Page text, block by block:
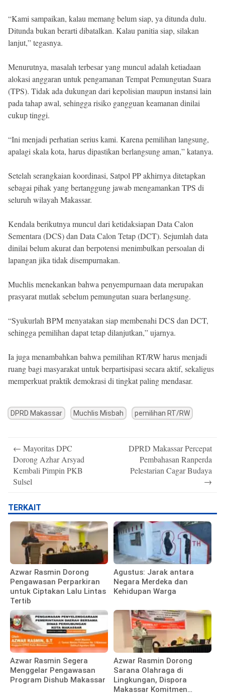
“Kami sampaikan, kalau memang belum siap, ya ditunda dulu.
Ditunda bukan berarti dibatalkan. Kalau panitia siap, silakan
lanjut,” tegasnya.
Menurutnya, masalah terbesar yang muncul adalah ketiadaan
alokasi anggaran untuk pengamanan Tempat Pemungutan Suara
(TPS). Tidak ada dukungan dari kepolisian maupun instansi lain
pada tahap awal, sehingga risiko gangguan keamanan dinilai
cukup tinggi.
“Ini menjadi perhatian serius kami. Karena pemilihan langsung,
apalagi skala kota, harus dipastikan berlangsung aman,” katanya.
Setelah serangkaian koordinasi, Satpol PP akhirnya ditetapkan
sebagai pihak yang bertanggung jawab mengamankan TPS di
seluruh wilayah Makassar.
Kendala berikutnya muncul dari ketidaksiapan Data Calon
Sementara (DCS) dan Data Calon Tetap (DCT). Sejumlah data
dinilai belum akurat dan berpotensi menimbulkan persoalan di
lapangan jika tidak disempurnakan.
Muchlis menekankan bahwa penyempurnaan data merupakan
prasyarat mutlak sebelum pemungutan suara berlangsung.
“Syukurlah BPM menyatakan siap membenahi DCS dan DCT,
sehingga pemilihan dapat tetap dilanjutkan,” ujarnya.
Ia juga menambahkan bahwa pemilihan RT/RW harus menjadi
ruang bagi masyarakat untuk berpartisipasi secara aktif, sekaligus
memperkuat praktik demokrasi di tingkat paling mendasar.
DPRD Makassar Muchlis Misbah pemilihan RT/RW
navigation
← Mayoritas DPC
Dorong Azhar Arsyad
Kembali Pimpin PKB
Sulsel
DPRD Makassar Percepat
Pembahasan Ranperda
Pelestarian Cagar Budaya
→
TERKAIT
Azwar Rasmin Dorong
Pengawasan Perparkiran
untuk Ciptakan Lalu Lintas
Tertib
Agustus: Jarak antara
Negara Merdeka dan
Kehidupan Warga
Azwar Rasmin Segera
Menggelar Pengawasan
Program Dishub Makassar
Azwar Rasmin Dorong
Sarana Olahraga di
Lingkungan, Dispora
Makassar Komitmen